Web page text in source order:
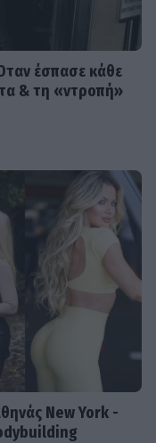
έσπασε κάθε
& τη «ντροπή»
New York -